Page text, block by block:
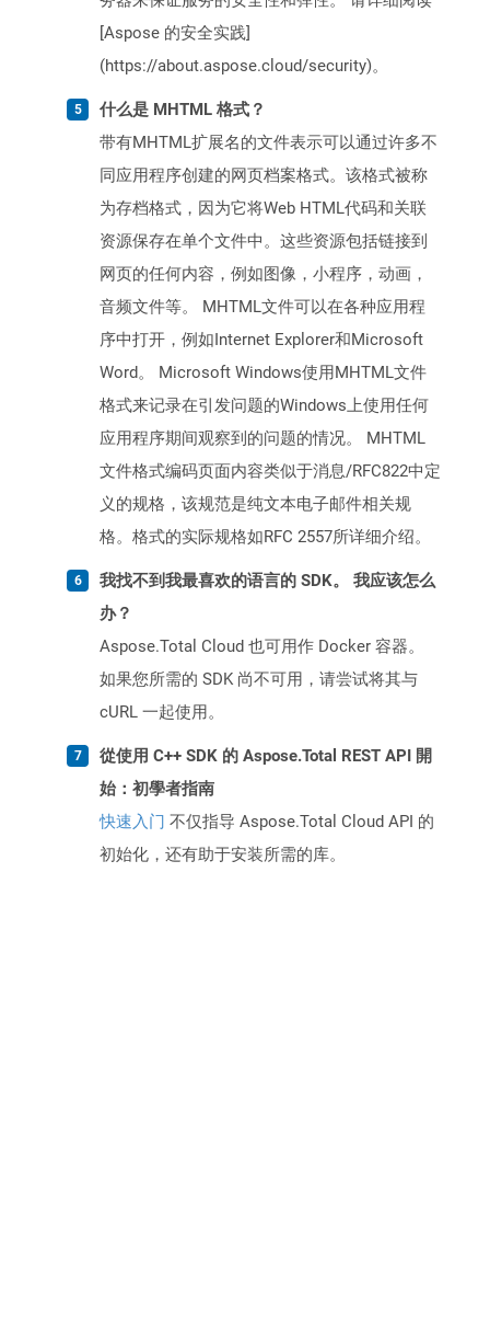
[Aspose 的安全实践]
(https://about.aspose.cloud/security)。
什么是 MHTML 格式？
带有MHTML扩展名的文件表示可以通过许多不
同应用程序创建的网页档案格式。该格式被称
为存档格式，因为它将Web HTML代码和关联
资源保存在单个文件中。这些资源包括链接到
网页的任何内容，例如图像，小程序，动画，
音频文件等。 MHTML文件可以在各种应用程
序中打开，例如Internet Explorer和Microsoft
Word。 Microsoft Windows使用MHTML文件
格式来记录在引发问题的Windows上使用任何
应用程序期间观察到的问题的情况。 MHTML
文件格式编码页面内容类似于消息/RFC822中定
义的规格，该规范是纯文本电子邮件相关规
格。格式的实际规格如RFC 2557所详细介绍。
我找不到我最喜欢的语言的 SDK。 我应该怎么
办？
Aspose.Total Cloud 也可用作 Docker 容器。
如果您所需的 SDK 尚不可用，请尝试将其与
cURL 一起使用。
從使用 C++ SDK 的 Aspose.Total REST API 開
始：初學者指南
快速入门 不仅指导 Aspose.Total Cloud API 的
初始化，还有助于安装所需的库。